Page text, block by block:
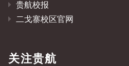
贵航校报
二戈寨校区官网
关注贵航